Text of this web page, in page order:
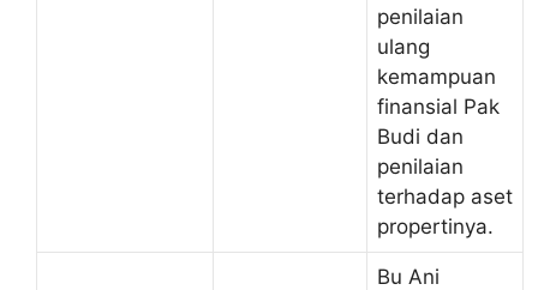
penilaian
ulang
kemampuan
finansial Pak
Budi dan
penilaian
terhadap aset
propertinya.
Bu Ani